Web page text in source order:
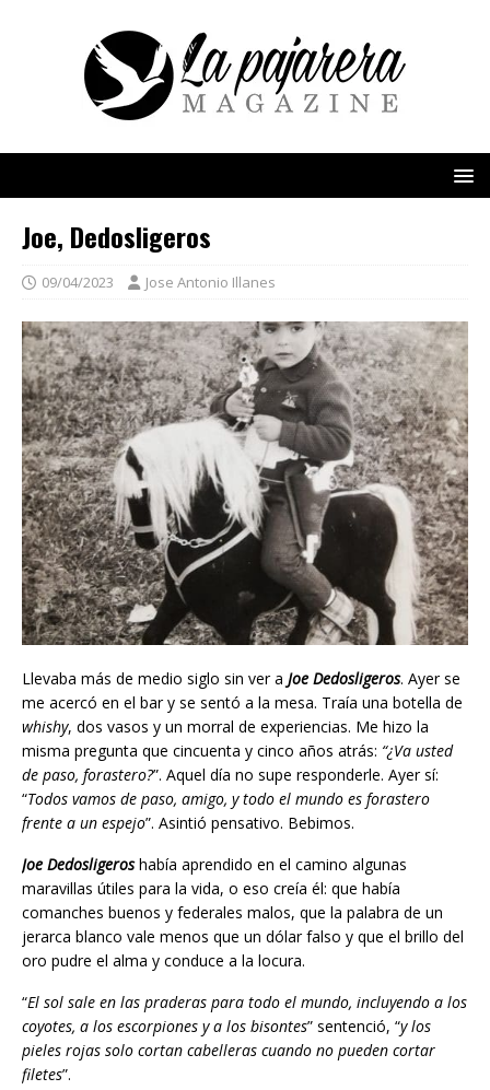
Joe, Dedosligeros
09/04/2023 Jose Antonio Illanes
Llevaba más de medio siglo sin ver a Joe Dedosligeros. Ayer se
me acercó en el bar y se sentó a la mesa. Traía una botella de
whishy, dos vasos y un morral de experiencias. Me hizo la
misma pregunta que cincuenta y cinco años atrás: “¿Va usted
de paso, forastero?”. Aquel día no supe responderle. Ayer sí:
“Todos vamos de paso, amigo, y todo el mundo es forastero
frente a un espejo”. Asintió pensativo. Bebimos.
Joe Dedosligeroshabía aprendido en el camino algunas
maravillas útiles para la vida, o eso creía él: que había
comanches buenos y federales malos, que la palabra de un
jerarca blanco vale menos que un dólar falso y que el brillo del
oro pudre el alma y conduce a la locura.
“El sol sale en las praderas para todo el mundo, incluyendo a los
coyotes, a los escorpiones y a los bisontes” sentenció, “y los
pieles rojas solo cortan cabelleras cuando no pueden cortar
filetes”.